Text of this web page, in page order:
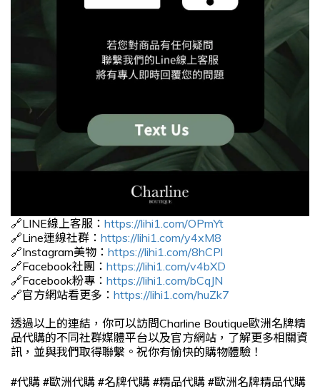
🔗LINE線上客服： https://lihi1.com/OPmYt
🔗Line連線社群： https://lihi1.com/y4xM8
🔗Instagram美物： https://lihi1.com/8hCPl
🔗Facebook社團： https://lihi1.com/v4bXD
🔗Facebook粉專： https://lihi1.com/bCqJN
🔗官方網站看更多： https://lihi1.com/huZk7
透過以上的連結，你可以訪問Charline Boutique歐洲名牌精
品代購的不同社群媒體平台以及官方網站，了解更多相關資
訊，並與我們取得聯繫。祝你有愉快的購物體驗！
#代購 #歐洲代購 #名牌代購 #精品代購 #歐洲名牌精品代購